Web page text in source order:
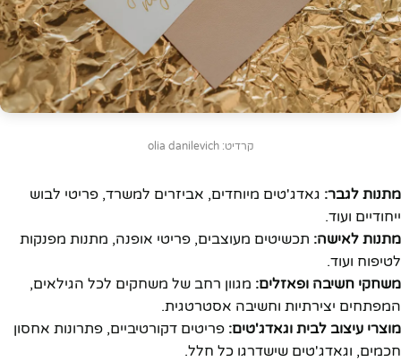
קרדיט: olia danilevich
מתנות לגבר: גאדג'טים מיוחדים, אביזרים למשרד, פריטי לבוש
ייחודיים ועוד.
מתנות לאישה: תכשיטים מעוצבים, פריטי אופנה, מתנות מפנקות
לטיפוח ועוד.
משחקי חשיבה ופאזלים: מגוון רחב של משחקים לכל הגילאים,
המפתחים יצירתיות וחשיבה אסטרטגית.
מוצרי עיצוב לבית וגאדג'טים: פריטים דקורטיביים, פתרונות אחסון
חכמים, וגאדג'טים שישדרגו כל חלל.